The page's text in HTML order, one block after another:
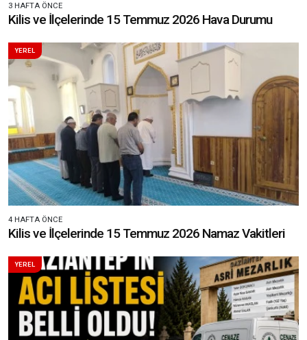
3 HAFTA ÖNCE
Kilis ve İlçelerinde 15 Temmuz 2026 Hava Durumu
YEREL
4 HAFTA ÖNCE
Kilis ve İlçelerinde 15 Temmuz 2026 Namaz Vakitleri
YEREL